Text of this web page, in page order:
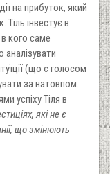
на прибуток, який
інвестує в
кого саме
(що є голосом
за натовпом.
успіху Тіля в
які не є
що змінюють